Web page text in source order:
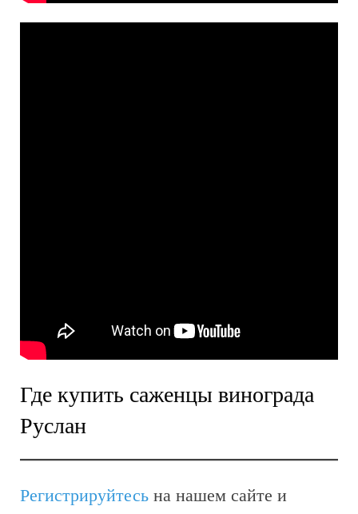
Где купить саженцы винограда
Руслан
Регистрируйтесь на нашем сайте и